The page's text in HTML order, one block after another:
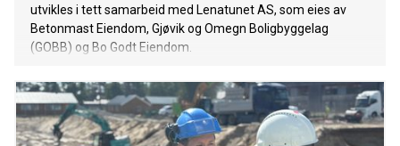
utvikles i tett samarbeid med Lenatunet AS, som eies av
Betonmast Eiendom, Gjøvik og Omegn Boligbyggelag
(GOBB) og Bo Godt Eiendom.